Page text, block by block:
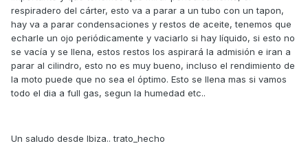
respiradero del cárter, esto va a parar a un tubo con un tapon,
hay va a parar condensaciones y restos de aceite, tenemos que
echarle un ojo periódicamente y vaciarlo si hay líquido, si esto no
se vacía y se llena, estos restos los aspirará la admisión e iran a
parar al cilindro, esto no es muy bueno, incluso el rendimiento de
la moto puede que no sea el óptimo. Esto se llena mas si vamos
todo el dia a full gas, segun la humedad etc..
Un saludo desde Ibiza.. trato_hecho